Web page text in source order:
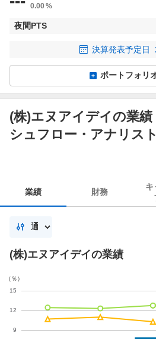
0.00%
夜間PTS
決算発表予定日
ポートフォリ
(株)エヌアイデイの業績
シュフロー・アナリス
業績 財務
キ
(株)エヌアイデイの業績